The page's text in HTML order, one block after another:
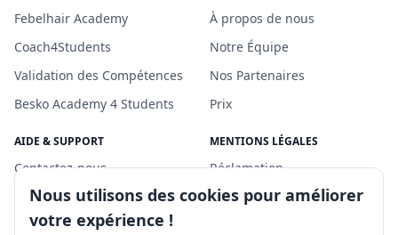
Febelhair Academy
Coach4Students
Validation des Compétences
Besko Academy 4 Students
À propos de nous
Notre Équipe
Nos Partenaires
Prix
AIDE & SUPPORT
Contactez-nous
Centre de support
Questions fréquemment
MENTIONS LÉGALES
Réclamation
Politique de confidentialité
Nous utilisons des cookies pour améliorer
votre expérience !